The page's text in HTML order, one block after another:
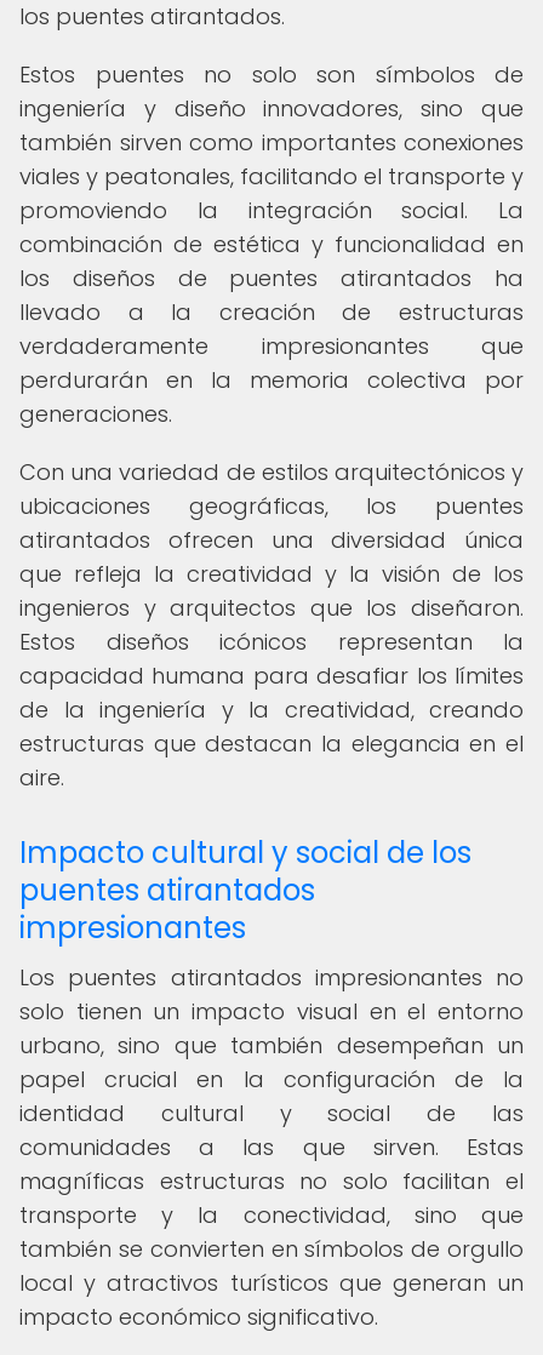
los puentes atirantados.
Estos puentes no solo son símbolos de
ingeniería y diseño innovadores, sino que
también sirven como importantes conexiones
viales y peatonales, facilitando el transporte y
promoviendo la integración social. La
combinación de estética y funcionalidad en
los diseños de puentes atirantados ha
llevado a la creación de estructuras
verdaderamente impresionantes que
perdurarán en la memoria colectiva por
generaciones.
Con una variedad de estilos arquitectónicos y
ubicaciones geográficas, los puentes
atirantados ofrecen una diversidad única
que refleja la creatividad y la visión de los
ingenieros y arquitectos que los diseñaron.
Estos diseños icónicos representan la
capacidad humana para desafiar los límites
de la ingeniería y la creatividad, creando
estructuras que destacan la elegancia en el
aire.
Impacto cultural y social de los
puentes atirantados
impresionantes
Los puentes atirantados impresionantes no
solo tienen un impacto visual en el entorno
urbano, sino que también desempeñan un
papel crucial en la configuración de la
identidad cultural y social de las
comunidades a las que sirven. Estas
magníficas estructuras no solo facilitan el
transporte y la conectividad, sino que
también se convierten en símbolos de orgullo
local y atractivos turísticos que generan un
impacto económico significativo.